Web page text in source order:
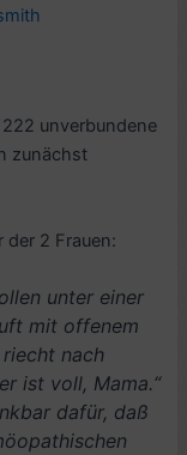
unverbundene
zunächst
der 2 Frauen:
unter einer
mit offenem
nach
ist voll, Mama.“
dafür, daß